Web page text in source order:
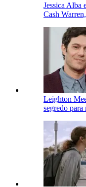
Jessica Alba
Cash
Leighton
segredo para